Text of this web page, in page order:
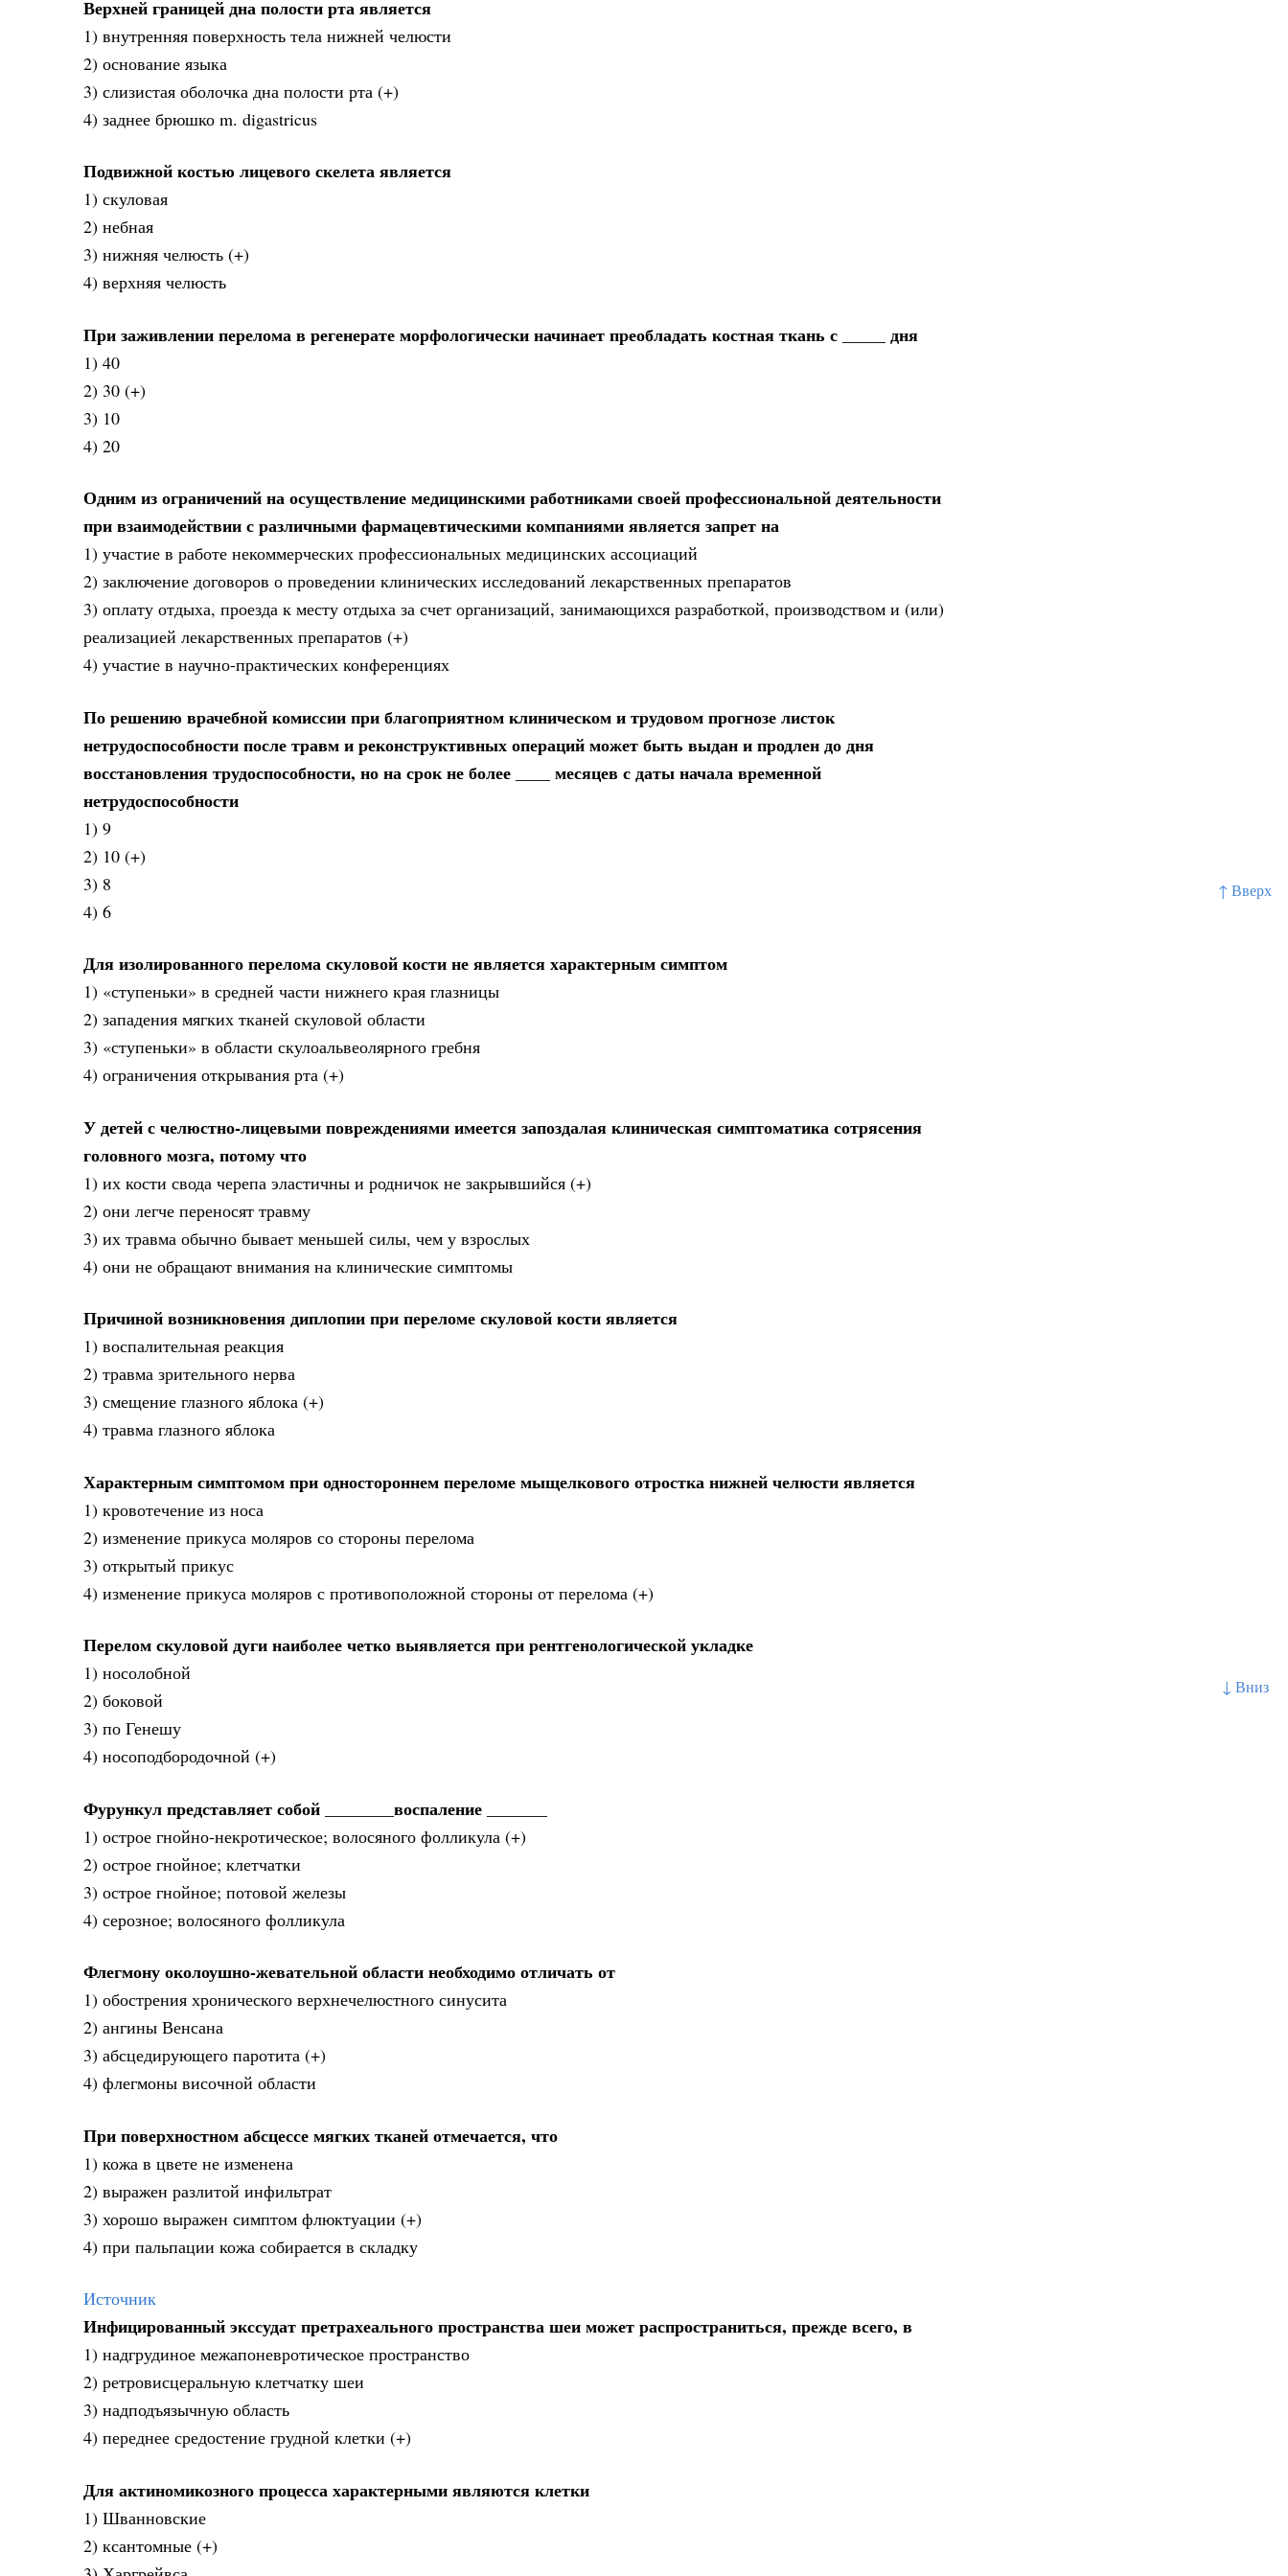
↑ Вверх
↓ Вниз
Верхней границей дна полости рта является
1) внутренняя поверхность тела нижней челюсти
2) основание языка
3) слизистая оболочка дна полости рта (+)
4) заднее брюшко m. digastricus
Подвижной костью лицевого скелета является
1) скуловая
2) небная
3) нижняя челюсть (+)
4) верхняя челюсть
При заживлении перелома в регенерате морфологически начинает преобладать костная ткань с _____ дня
1) 40
2) 30 (+)
3) 10
4) 20
Одним из ограничений на осуществление медицинскими работниками своей профессиональной деятельности
при взаимодействии с различными фармацевтическими компаниями является запрет на
1) участие в работе некоммерческих профессиональных медицинских ассоциаций
2) заключение договоров о проведении клинических исследований лекарственных препаратов
3) оплату отдыха, проезда к месту отдыха за счет организаций, занимающихся разработкой, производством и (или)
реализацией лекарственных препаратов (+)
4) участие в научно-практических конференциях
По решению врачебной комиссии при благоприятном клиническом и трудовом прогнозе листок
нетрудоспособности после травм и реконструктивных операций может быть выдан и продлен до дня
восстановления трудоспособности, но на срок не более ____ месяцев с даты начала временной
нетрудоспособности
1) 9
2) 10 (+)
3) 8
4) 6
Для изолированного перелома скуловой кости не является характерным симптом
1) «ступеньки» в средней части нижнего края глазницы
2) западения мягких тканей скуловой области
3) «ступеньки» в области скулоальвеолярного гребня
4) ограничения открывания рта (+)
У детей с челюстно-лицевыми повреждениями имеется запоздалая клиническая симптоматика сотрясения
головного мозга, потому что
1) их кости свода черепа эластичны и родничок не закрывшийся (+)
2) они легче переносят травму
3) их травма обычно бывает меньшей силы, чем у взрослых
4) они не обращают внимания на клинические симптомы
Причиной возникновения диплопии при переломе скуловой кости является
1) воспалительная реакция
2) травма зрительного нерва
3) смещение глазного яблока (+)
4) травма глазного яблока
Характерным симптомом при одностороннем переломе мыщелкового отростка нижней челюсти является
1) кровотечение из носа
2) изменение прикуса моляров со стороны перелома
3) открытый прикус
4) изменение прикуса моляров с противоположной стороны от перелома (+)
Перелом скуловой дуги наиболее четко выявляется при рентгенологической укладке
1) носолобной
2) боковой
3) по Генешу
4) носоподбородочной (+)
Фурункул представляет собой ________воспаление _______
1) острое гнойно-некротическое; волосяного фолликула (+)
2) острое гнойное; клетчатки
3) острое гнойное; потовой железы
4) серозное; волосяного фолликула
Флегмону околоушно-жевательной области необходимо отличать от
1) обострения хронического верхнечелюстного синусита
2) ангины Венсана
3) абсцедирующего паротита (+)
4) флегмоны височной области
При поверхностном абсцессе мягких тканей отмечается, что
1) кожа в цвете не изменена
2) выражен разлитой инфильтрат
3) хорошо выражен симптом флюктуации (+)
4) при пальпации кожа собирается в складку
Источник
Инфицированный экссудат претрахеального пространства шеи может распространиться, прежде всего, в
1) надгрудиное межапоневротическое пространство
2) ретровисцеральную клетчатку шеи
3) надподъязычную область
4) переднее средостение грудной клетки (+)
Для актиномикозного процесса характерными являются клетки
1) Шванновские
2) ксантомные (+)